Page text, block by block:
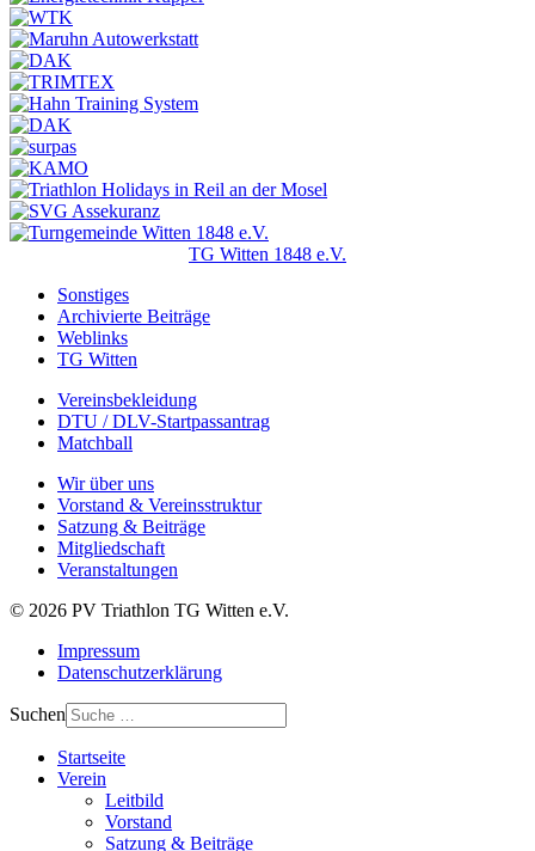
TG Witten 1848 e.V.
Sonstiges
Archivierte Beiträge
Weblinks
TG Witten
Vereinsbekleidung
DTU / DLV-Startpassantrag
Matchball
Wir über uns
Vorstand & Vereinsstruktur
Satzung & Beiträge
Mitgliedschaft
Veranstaltungen
© 2026 PV Triathlon TG Witten e.V.
Impressum
Datenschutzerklärung
Suchen
Startseite
Verein
Leitbild
Vorstand
Satzung & Beiträge